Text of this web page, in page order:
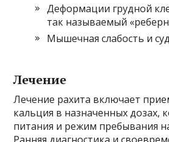
Деформации грудной
так называемый
Мышечная слабость и
Лечение
Лечение рахита включает
кальция в назначенных дозах,
питания и режим пребывания